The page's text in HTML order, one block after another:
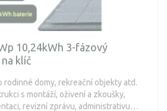
10,24kWh 3-fázový
klíč
rodinné domy, rekreační objekty atd.
s montáží, oživení a zkoušky,
revizní zprávu, administrativu